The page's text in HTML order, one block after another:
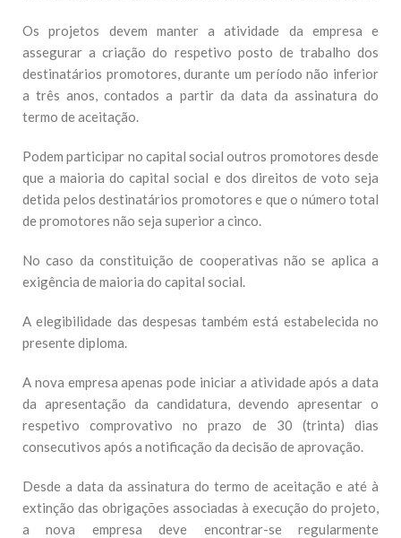
Os projetos devem manter a atividade da empresa e
assegurar a criação do respetivo posto de trabalho dos
destinatários promotores, durante um período não inferior
a três anos, contados a partir da data da assinatura do
termo de aceitação.
Podem participar no capital social outros promotores desde
que a maioria do capital social e dos direitos de voto seja
detida pelos destinatários promotores e que o número total
de promotores não seja superior a cinco.
No caso da constituição de cooperativas não se aplica a
exigência de maioria do capital social.
A elegibilidade das despesas também está estabelecida no
presente diploma.
A nova empresa apenas pode iniciar a atividade após a data
da apresentação da candidatura, devendo apresentar o
respetivo comprovativo no prazo de 30 (trinta) dias
consecutivos após a notificação da decisão de aprovação.
Desde a data da assinatura do termo de aceitação e até à
extinção das obrigações associadas à execução do projeto,
a nova empresa deve encontrar-se regularmente